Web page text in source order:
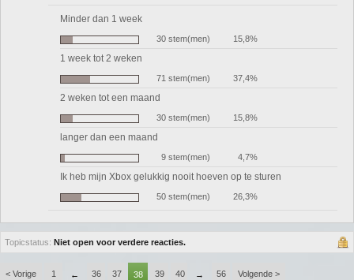
Minder dan 1 week
30 stem(men) 15,8%
1 week tot 2 weken
71 stem(men) 37,4%
2 weken tot een maand
30 stem(men) 15,8%
langer dan een maand
9 stem(men) 4,7%
Ik heb mijn Xbox gelukkig nooit hoeven op te sturen
50 stem(men) 26,3%
Topicstatus: Niet open voor verdere reacties.
< Vorige 1 ← 36 37 38 39 40 → 56 Volgende >